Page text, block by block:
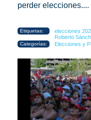
perder elecciones....
Etiquetas: elecciones
Roberto
Categorías: Elecciones y